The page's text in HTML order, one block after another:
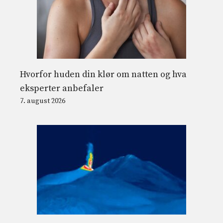
Hvorfor huden din klør om natten og hva
eksperter anbefaler
7. august 2026